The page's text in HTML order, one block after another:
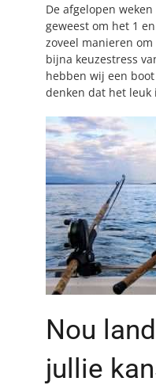
De afgelopen
geweest om het 1
zoveel manieren
bijna keuzestress
hebben wij een
denken dat het leuk
Nou
jullie